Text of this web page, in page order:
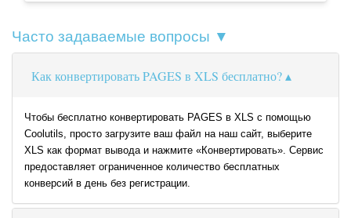
Часто задаваемые вопросы ▼
Как конвертировать PAGES в XLS бесплатно?
Чтобы бесплатно конвертировать PAGES в XLS с помощью
Coolutils, просто загрузите ваш файл на наш сайт, выберите
XLS как формат вывода и нажмите «Конвертировать». Сервис
предоставляет ограниченное количество бесплатных
конверсий в день без регистрации.